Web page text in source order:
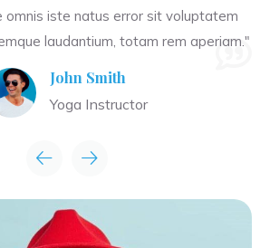
omnis iste natus error sit voluptatem
laudantium, totam rem aperiam."
John Smith
Yoga Instructor